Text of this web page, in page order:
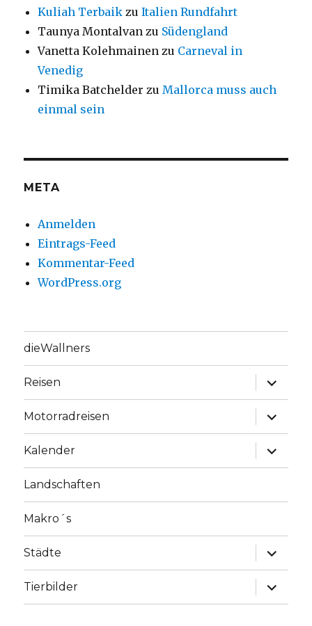
Kuliah Terbaik zuItalien Rundfahrt
Taunya Montalvan zu Südengland
Vanetta Kolehmainen zu Carneval in
Venedig
Timika Batchelder zu Mallorca muss auch
einmal sein
META
Anmelden
Eintrags-Feed
Kommentar-Feed
WordPress.org
dieWallners
Reisen
Motorradreisen
Kalender
Landschaften
Makro´s
Städte
Tierbilder